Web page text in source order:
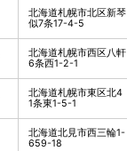
北海道札幌市北区新琴
似7条17-4-5
北海道札幌市西区八軒
6条西1-2-1
北海道札幌市東区北4
1条東1-5-1
北海道北見市西三輪1-
659-18